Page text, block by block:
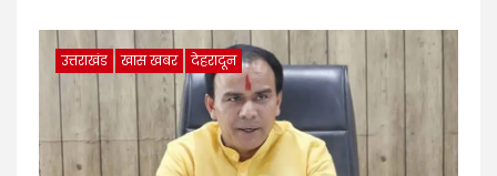
उत्तराखंड खास खबर देहरादून